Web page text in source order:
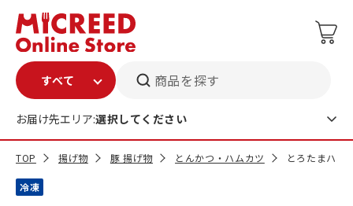
商品を探す
お届け先エリア:選択してください
TOP 揚げ物 豚 揚げ物 とんかつ・ハムカツ とろたまハム
冷凍